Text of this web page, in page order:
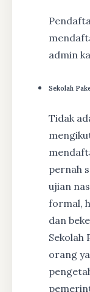
admin
Sekolah
Tidak
pernah
ujian
formal,
dan
Sekolah
orang